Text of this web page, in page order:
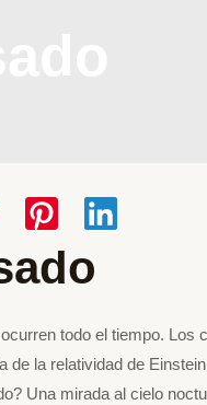
todo el tiempo. Los
la relatividad de
Una mirada al cielo